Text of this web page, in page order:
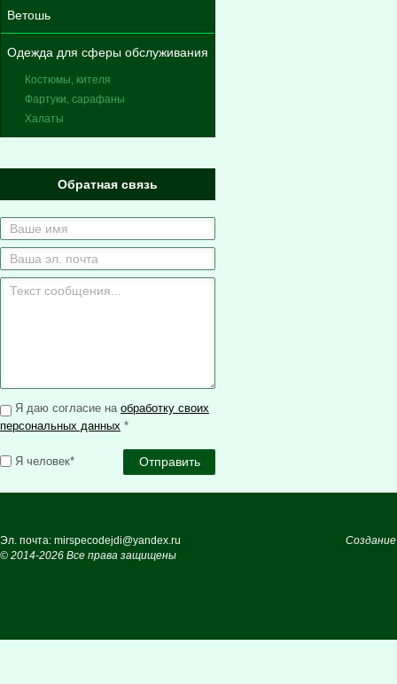
Ветошь
Одежда для сферы обслуживания
Костюмы, кителя
Фартуки, сарафаны
Халаты
Обратная связь
Я даю согласие на обработку своих
персональных данных *
Я человек*
Эл. почта: mirspecodejdi@yandex.ru
© 2014-2026 Все права защищены